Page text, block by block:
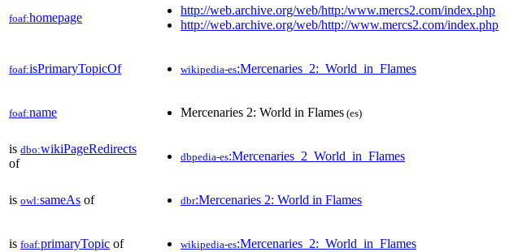
foaf:homepage
http://web.archive.org/web/http:/www.mercs2.com/index.php
http://web.archive.org/web/http://www.mercs2.com/index.php
foaf:isPrimaryTopicOf wikipedia-es:Mercenaries_2:_World_in_Flames
foaf:name Mercenaries 2: World in Flames (es)
is dbo:wikiPageRedirects
of
dbpedia-es:Mercenaries_2_World_in_Flames
is owl:sameAs of dbr:Mercenaries 2: World in Flames
is foaf:primaryTopic of wikipedia-es:Mercenaries_2:_World_in_Flames